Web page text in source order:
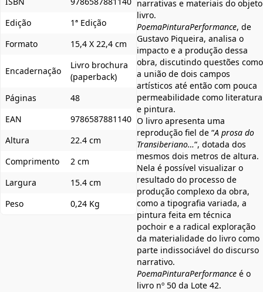
Edição
1ª Edição
Formato
15,4 X 22,4 cm
Encadernação
Livro brochura
(paperback)
Páginas
48
EAN
9786587881140
Altura
22.4 cm
Comprimento
2 cm
Largura
15.4 cm
Peso
0,24 Kg
narrativas e materiais do objeto
livro.
PoemaPinturaPerformance, de
Gustavo Piqueira, analisa o
impacto e a produção dessa
obra, discutindo questões como
a união de dois campos
artísticos até então com pouca
permeabilidade como literatura
e pintura.
O livro apresenta uma
reprodução fiel de “A prosa do
Transiberiano…“, dotada dos
mesmos dois metros de altura.
Nela é possível visualizar o
resultado do processo de
produção complexo da obra,
como a tipografia variada, a
pintura feita em técnica
pochoir e a radical exploração
da materialidade do livro como
parte indissociável do discurso
narrativo.
PoemaPinturaPerformance é o
livro nº 50 da Lote 42.